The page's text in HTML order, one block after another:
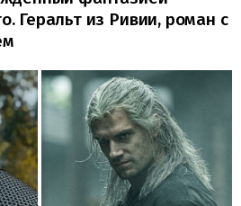
Геральт из Ривии, роман с